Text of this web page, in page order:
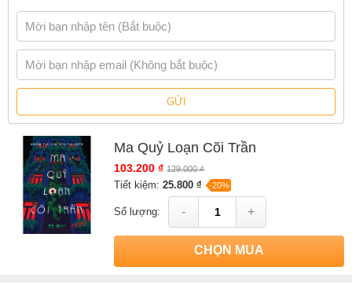
GỬI
Ma Quỷ Loạn Cõi Trần
103.200 ₫ 129.000 ₫
Tiết kiệm:25.800 ₫ -20%
Số lượng: - +
CHỌN MUA